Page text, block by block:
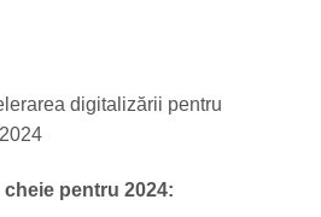
digitalizării pentru
pentru 2024: